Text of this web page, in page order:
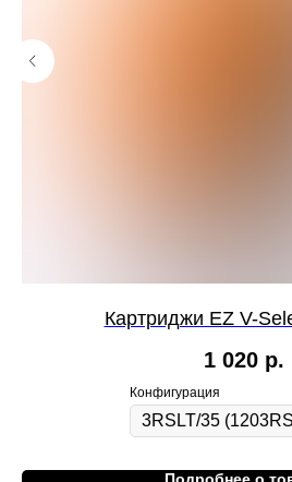
Картриджи EZ V-
1 020 р.
Конфигурация